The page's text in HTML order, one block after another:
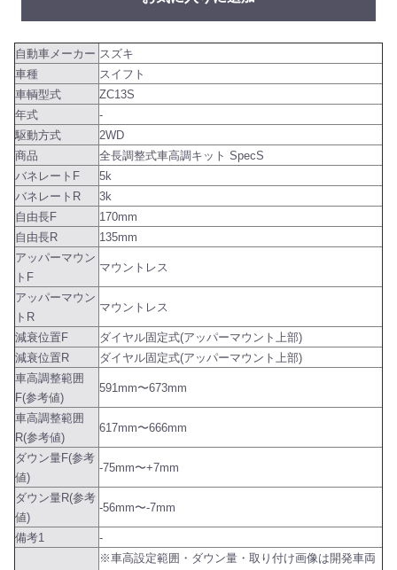
自動車メーカー スズキ
車種
スイフト
車輌型式
ZC13S
年式
-
駆動方式
2WD
商品
全長調整式車高調キット SpecS
バネレートF
5k
バネレートR
3k
自由長F
170mm
自由長R
135mm
アッパーマウン
トF
マウントレス
アッパーマウン
トR
マウントレス
減衰位置F
ダイヤル固定式(アッパーマウント上部)
減衰位置R
ダイヤル固定式(アッパーマウント上部)
車高調整範囲
F(参考値)
591mm〜673mm
車高調整範囲
R(参考値)
617mm〜666mm
ダウン量F(参考
値)
-75mm〜+7mm
ダウン量R(参考
値)
-56mm〜-7mm
備考1 -
※車高設定範囲・ダウン量・取り付け画像は開発車両